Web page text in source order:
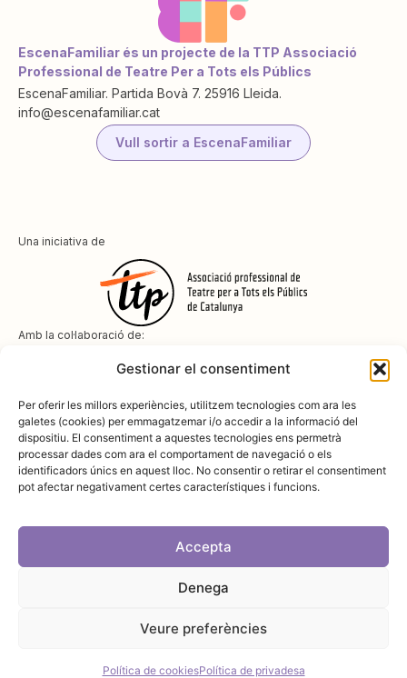
Gestionar el consentiment
Per oferir les millors experiències, utilitzem tecnologies com ara les
galetes (cookies) per emmagatzemar i/o accedir a la informació del
dispositiu. El consentiment a aquestes tecnologies ens permetrà
processar dades com ara el comportament de navegació o els
identificadors únics en aquest lloc. No consentir o retirar el consentiment
pot afectar negativament certes característiques i funcions.
Accepta
Denega
Veure preferències
Política de cookiesPolítica de privadesa
EscenaFamiliar és un projecte de la TTP Associació
Professional de Teatre Per a Tots els Públics
EscenaFamiliar. Partida Bovà 7. 25916 Lleida.
info@escenafamiliar.cat
Vull sortir a EscenaFamiliar
Una iniciativa de
Amb la col·laboració de:
Amb el suport de
Política de privadesa